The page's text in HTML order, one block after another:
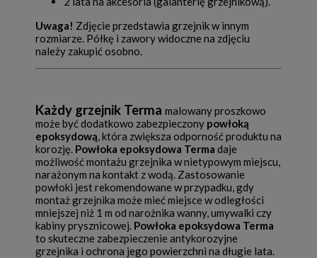
Uwaga! Zdjęcie przedstawia grzejnik w innym
rozmiarze. Półkę i zawory widoczne na zdjęciu
należy zakupić osobno.
Każdy grzejnik Terma malowany proszkowo
może być dodatkowo zabezpieczony powłoką
epoksydową, która zwiększa odporność produktu na
korozję. Powłoka epoksydowa Terma daje
możliwość montażu grzejnika w nietypowym miejscu,
narażonym na kontakt z wodą. Zastosowanie
powłoki jest rekomendowane w przypadku, gdy
montaż grzejnika może mieć miejsce w odległości
mniejszej niż 1 m od narożnika wanny, umywalki czy
kabiny prysznicowej. Powłoka epoksydowa Terma
to skuteczne zabezpieczenie antykorozyjne
grzejnika i ochrona jego powierzchni na długie lata.